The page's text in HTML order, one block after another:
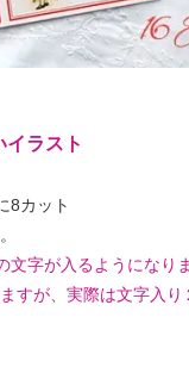
ラスト
8カット
字が入るようになりま
すが、実際は文字入り